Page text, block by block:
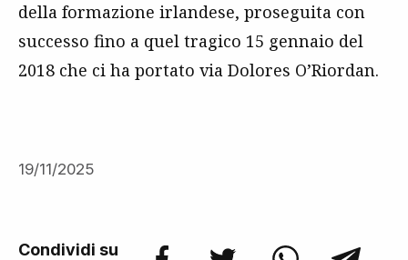
della formazione irlandese, proseguita con
successo fino a quel tragico 15 gennaio del
2018 che ci ha portato via Dolores O’Riordan.
19/11/2025
Condividi su